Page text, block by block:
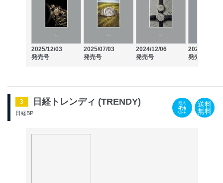
2025/12/03
発売号
2025/07/03
発売号
2024/12/06
発売号
2024/07/05
発売号
3 日経トレンディ (TRENDY)
日経BP
最大
4%
OFF
送料
無料